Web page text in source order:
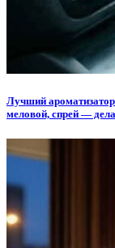
Лучший
меловой, спрей —